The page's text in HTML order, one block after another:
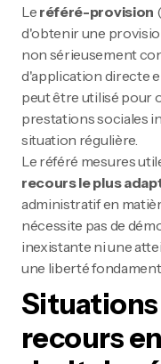
Le référé-provision
d'obtenir une
non sérieusement
d'application directe
peut être utilisé pour
prestations sociales
situation régulière.
Le référé mesures
recours le plus
administratif en
nécessite pas de
inexistante ni une
une liberté
recours